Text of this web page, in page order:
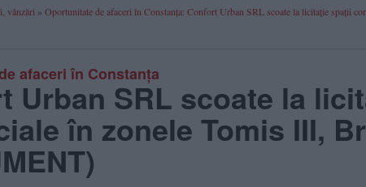
vânzări » Oportunitate de afaceri în Constanța: Confort Urban SRL scoate la licitație spații
afaceri în Constanța
Urban SRL scoate la
în zonele Tomis III,